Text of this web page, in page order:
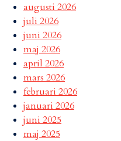
augusti 2026
juli 2026
juni 2026
maj 2026
april 2026
mars 2026
februari 2026
januari 2026
juni 2025
maj 2025